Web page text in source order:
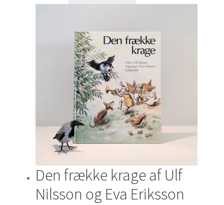
Den frække krage af Ulf
Nilsson og Eva Eriksson